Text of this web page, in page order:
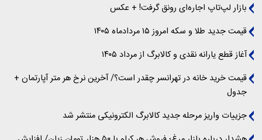
بازار لپ‌تاپ اجاره‌ای رونق گرفت! + عکس
قیمت جدید طلا و سکه امروز ۱۵ مردادماه ۱۴۰۵
آغاز قطع یارانه نقدی و کالابرگ از مرداد ۱۴۰۵
قیمت خرید خانه در تهرانسر چقدر است؟/ آخرین نرخ هر متر آپارتمان +
جدول
جزییات واریز مرحله جدید کالابرگ الکترونیکی منتشر شد